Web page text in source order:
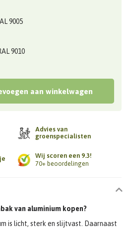
9005
9010
aan winkelwagen
Advies van
groenspecialisten
Wij scoren een 9.3!
70+ beoordelingen
van aluminium kopen?
is licht, sterk en slijtvast. Daarnaast